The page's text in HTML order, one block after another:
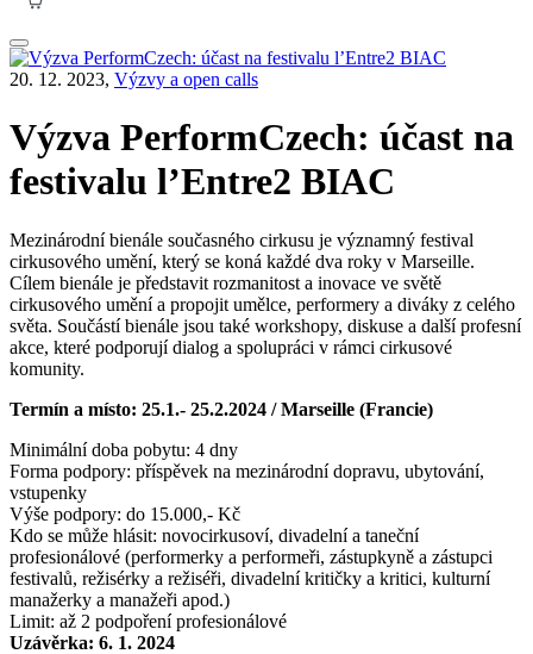
20. 12. 2023, Výzvy a open calls
Výzva PerformCzech: účast na
festivalu l’Entre2 BIAC
Mezinárodní bienále současného cirkusu je významný festival
cirkusového umění, který se koná každé dva roky v Marseille.
Cílem bienále je představit rozmanitost a inovace ve světě
cirkusového umění a propojit umělce, performery a diváky z celého
světa. Součástí bienále jsou také workshopy, diskuse a další profesní
akce, které podporují dialog a spolupráci v rámci cirkusové
komunity.
Termín a místo: 25.1.- 25.2.2024 / Marseille (Francie)
Minimální doba pobytu: 4 dny
Forma podpory: příspěvek na mezinárodní dopravu, ubytování,
vstupenky
Výše podpory: do 15.000,- Kč
Kdo se může hlásit: novocirkusoví, divadelní a taneční
profesionálové (performerky a performeři, zástupkyně a zástupci
festivalů, režisérky a režiséři, divadelní kritičky a kritici, kulturní
manažerky a manažeři apod.)
Limit: až 2 podpoření profesionálové
Uzávěrka: 6. 1. 2024